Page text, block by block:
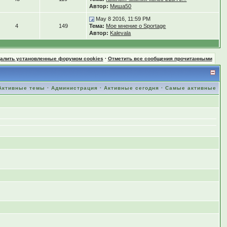
Автор: Миша50
4 149
May 8 2016, 11:59 PM
Тема: Мое мнение о Sportage
Автор: Kalevala
установленные форумом cookies · Отметить все сообщения прочитанными
темы ·Администрация ·Активные сегодня ·Самые активные